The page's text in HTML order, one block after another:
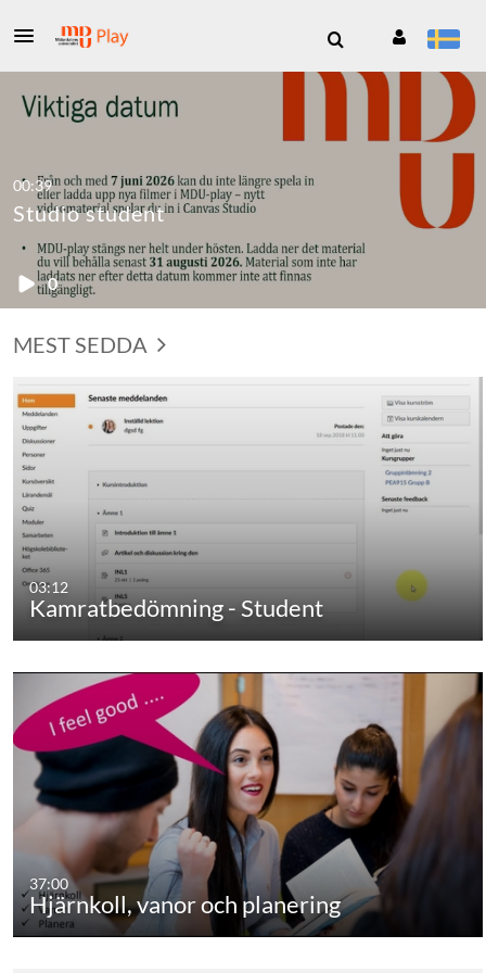
0
00:39
Studio student
MEST SEDDA
03:12
Kamratbedömning - Student
37:00
Hjärnkoll, vanor och planering